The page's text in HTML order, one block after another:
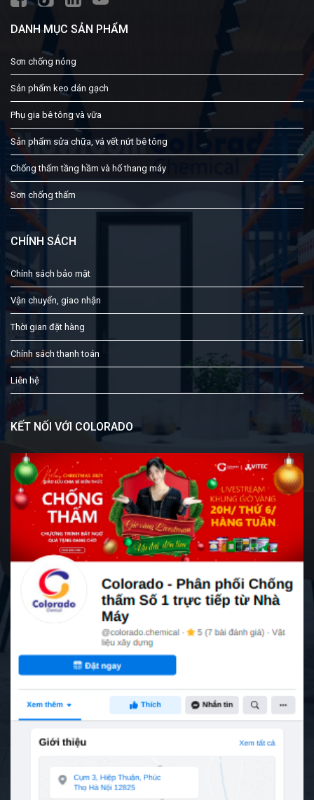
DANH MỤC SẢN PHẨM
Sơn chống nóng
Sản phẩm keo dán gạch
Phụ gia bê tông và vữa
Sản phẩm sửa chữa, vá vết nứt bê tông
Chống thấm tầng hầm và hố thang máy
Sơn chống thấm
CHÍNH SÁCH
Chính sách bảo mật
Vận chuyển, giao nhận
Thời gian đặt hàng
Chính sách thanh toán
Liên hệ
KẾT NỐI VỚI COLORADO